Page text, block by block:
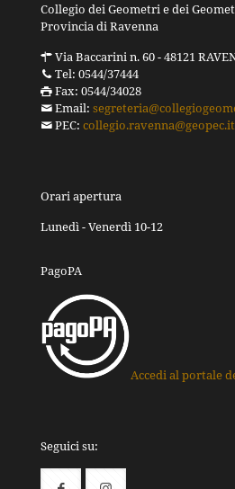
Collegio dei Geometri e dei
Provincia di Ravenna
Via Baccarini n. 60 - 48121
Tel: 0544/37444
Fax: 0544/34028
Email:
PEC: collegio.ravenna@geopec.it
Orari apertura
Lunedì - Venerdì 10-12
PagoPA
Accedi al portale
Seguici su: